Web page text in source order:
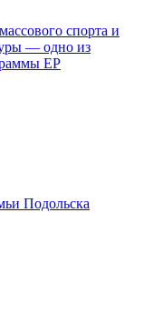
спорта и
— одно из
ЕР
Подольска